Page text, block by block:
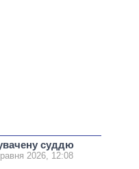
суддю
2026, 12:08